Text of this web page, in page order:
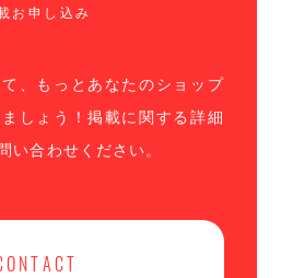
お申し込み
、もっとあなたのショップ
しょう！掲載に関する詳細
い合わせください。